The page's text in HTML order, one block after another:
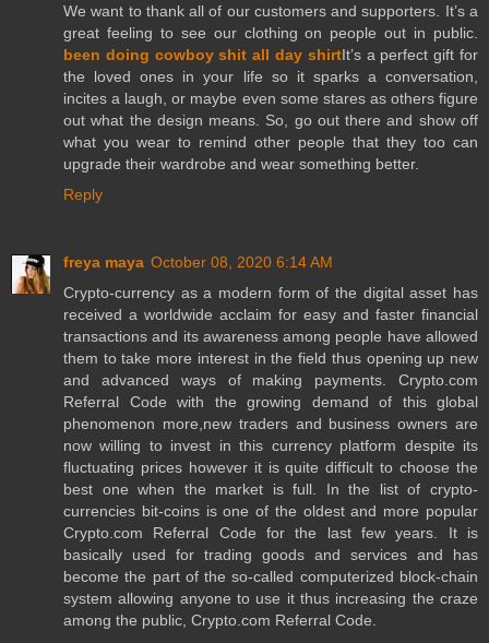
We want to thank all of our customers and supporters. It’s a
great feeling to see our clothing on people out in public.
been doing cowboy shit all day shirtIt’s a perfect gift for
the loved ones in your life so it sparks a conversation,
incites a laugh, or maybe even some stares as others figure
out what the design means. So, go out there and show off
what you wear to remind other people that they too can
upgrade their wardrobe and wear something better.
Reply
freya maya October 08, 2020 6:14 AM
Crypto-currency as a modern form of the digital asset has
received a worldwide acclaim for easy and faster financial
transactions and its awareness among people have allowed
them to take more interest in the field thus opening up new
and advanced ways of making payments. Crypto.com
Referral Code with the growing demand of this global
phenomenon more,new traders and business owners are
now willing to invest in this currency platform despite its
fluctuating prices however it is quite difficult to choose the
best one when the market is full. In the list of crypto-
currencies bit-coins is one of the oldest and more popular
Crypto.com Referral Code for the last few years. It is
basically used for trading goods and services and has
become the part of the so-called computerized block-chain
system allowing anyone to use it thus increasing the craze
among the public, Crypto.com Referral Code.